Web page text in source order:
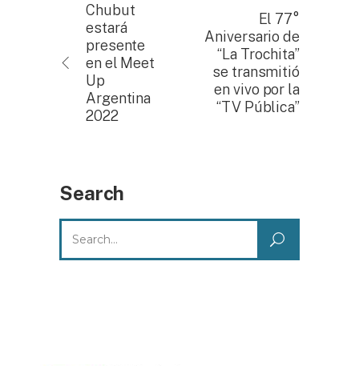
Chubut
estará
presente
en el Meet
Up
Argentina
2022
El 77°
Aniversario de
“La Trochita”
se transmitió
en vivo por la
“TV Pública”
Search
Search
for: